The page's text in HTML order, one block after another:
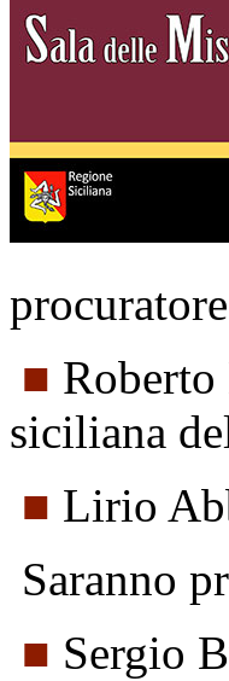
■
siciliana
■ Lirio
Saranno
■ Sergio